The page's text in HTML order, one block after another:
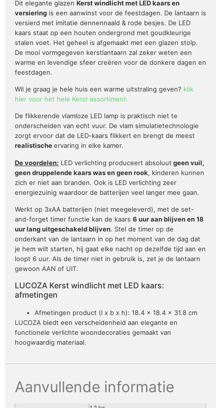
Dit elegante glazen Kerst windlicht met LED kaars en
versiering is een aanwinst voor de feestdagen. De lantaarn is
versierd met imitatie dennennaald & rode besjes. De LED
kaars staat op een houten ondergrond met goudkleurige
stalen voet. Het geheel is afgemaakt met een glazen stolp.
De mooi vormgegeven kerstlantaarn zal zeker weten een
warme en levendige sfeer creëren voor de donkere dagen en
feestdagen.
Wil je graag je hele huis een warme uitstraling geven? klik
hier voor het hele Kerst assortiment.
De flikkerende vlamloze LED lamp is praktisch niet te
onderscheiden van echt vuur. De vlam simulatietechnologie
zorgt ervoor dat de LED-kaars flikkert en brengt de meest
realistischeervaring in elke kamer.
De voordelen: LED verlichting produceert absoluut geen vuil,
geen druppelende kaars was en geen rook, kinderen kunnen
zich er niet aan branden. Ook is LED verlichting zeer
energiezuinig waardoor de batterijen veel langer mee gaan.
Werkt op 3xAA batterijen (niet meegeleverd), met de set-
and-forget timer functie kan de kaars 6 uur aan blijven en 18
uur lang uitgeschakeld blijven. Stel de timer op de
onderkant van de lantaarn in op het moment van de dag dat
je hem wilt starten, hij gaat elke nacht op dezelfde tijd aan en
loopt 6 uur. Als de timer niet in gebruik is, zet je de lantaarn
gewoon AAN of UIT.
LUCOZA Kerst windlicht met LED kaars:
afmetingen
Afmetingen product (l x b x h): 18.4 x 18.4 x 31.8 cm
LUCOZA biedt een verscheidenheid aan elegante en
functionele verlichte woondecoraties gemaakt van
hoogwaardig materiaal.
Aanvullende informatie